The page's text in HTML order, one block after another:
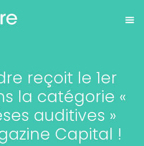
reçoit le 1er
la catégorie «
auditives »
Capital !